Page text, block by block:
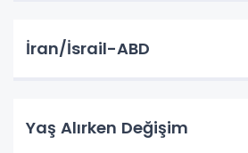
İran/İsrail-ABD
Yaş Alırken Değişim